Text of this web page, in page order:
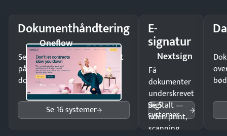
Dokumenthåndtering
Oneflow
Send kontrakter til underskrift
på minutter og mist ingen
dokumenter.
Se 16 systemer
E-
signatur
Nextsign
Få
dokumenter
underskrevet
digitalt —
uden print,
scanning
Se 5
systemer